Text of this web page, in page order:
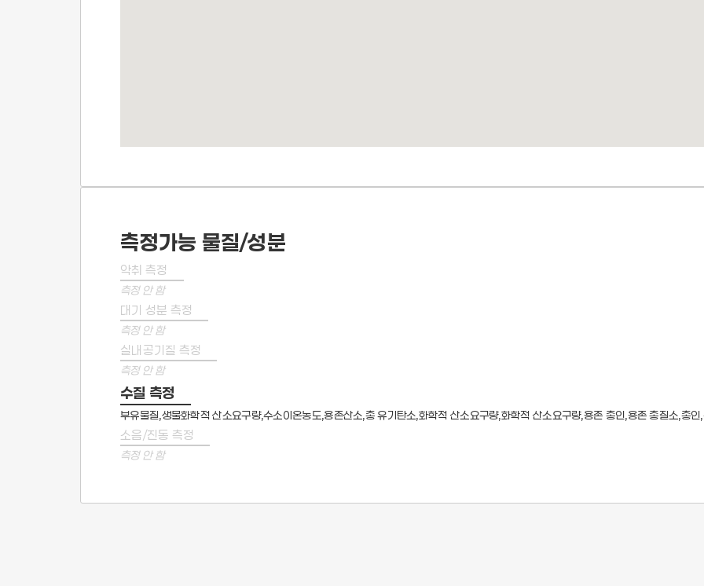
측정가능 물질/성분
악취 측정
측정 안 함
대기 성분 측정
측정 안 함
실내공기질 측정
측정 안 함
수질 측정
부유물질,생물화학적 산소요구량,수소이온농도,용존산소,총 유기탄소,화학적 산소요구량,화학적 산소요구량,용존 총인,용존 총질소,총인
소음/진동 측정
측정 안 함